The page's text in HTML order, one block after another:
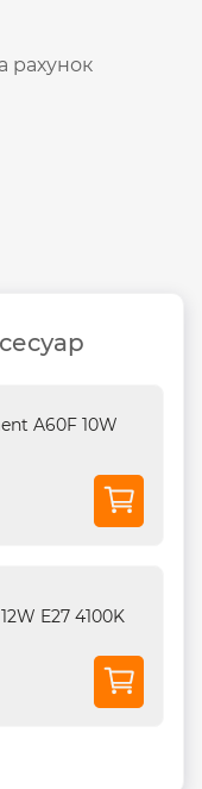
рахунок
A60F 10W
A60e 12W E27 4100K